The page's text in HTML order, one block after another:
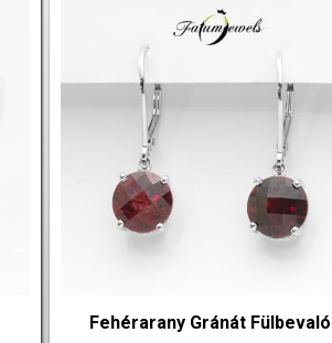
Fehérarany Gránát Fülbevaló